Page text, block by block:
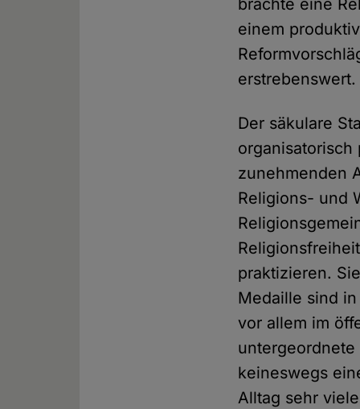
brachte eine
einem
erstrebenswert.
Der säkulare
zunehmenden
Religions- und
praktizieren.
Medaille sind
vor allem im
untergeordnete
keineswegs
Alltag sehr